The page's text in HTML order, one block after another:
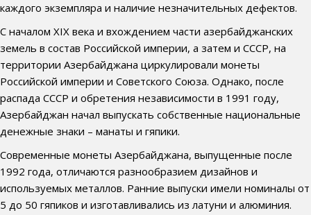
каждого экземпляра и наличие незначительных дефектов.
С началом XIX века и вхождением части азербайджанских
земель в состав Российской империи, а затем и СССР, на
территории Азербайджана циркулировали монеты
Российской империи и Советского Союза. Однако, после
распада СССР и обретения независимости в 1991 году,
Азербайджан начал выпускать собственные национальные
денежные знаки – манаты и гяпики.
Современные монеты Азербайджана, выпущенные после
1992 года, отличаются разнообразием дизайнов и
используемых металлов. Ранние выпуски имели номиналы от
5 до 50 гяпиков и изготавливались из латуни и алюминия.